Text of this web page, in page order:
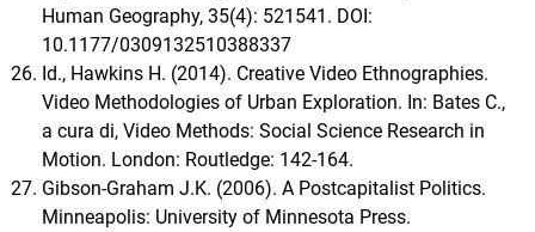
Human Geography, 35(4): 521541. DOI:
10.1177/0309132510388337
Id., Hawkins H. (2014). Creative Video Ethnographies.
Video Methodologies of Urban Exploration. In: Bates C.,
a cura di, Video Methods: Social Science Research in
Motion. London: Routledge: 142-164.
Gibson-Graham J.K. (2006). A Postcapitalist Politics.
Minneapolis: University of Minnesota Press.